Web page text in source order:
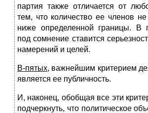
партия также отличается от
тем, что количество ее членов
ниже определенной границы. В
под со­мнение ставится
намерений и целей.
В-пятых, важнейшим критерием
является ее пуб­личность.
И, наконец, обобщая все эти
подчеркнуть, что политическое